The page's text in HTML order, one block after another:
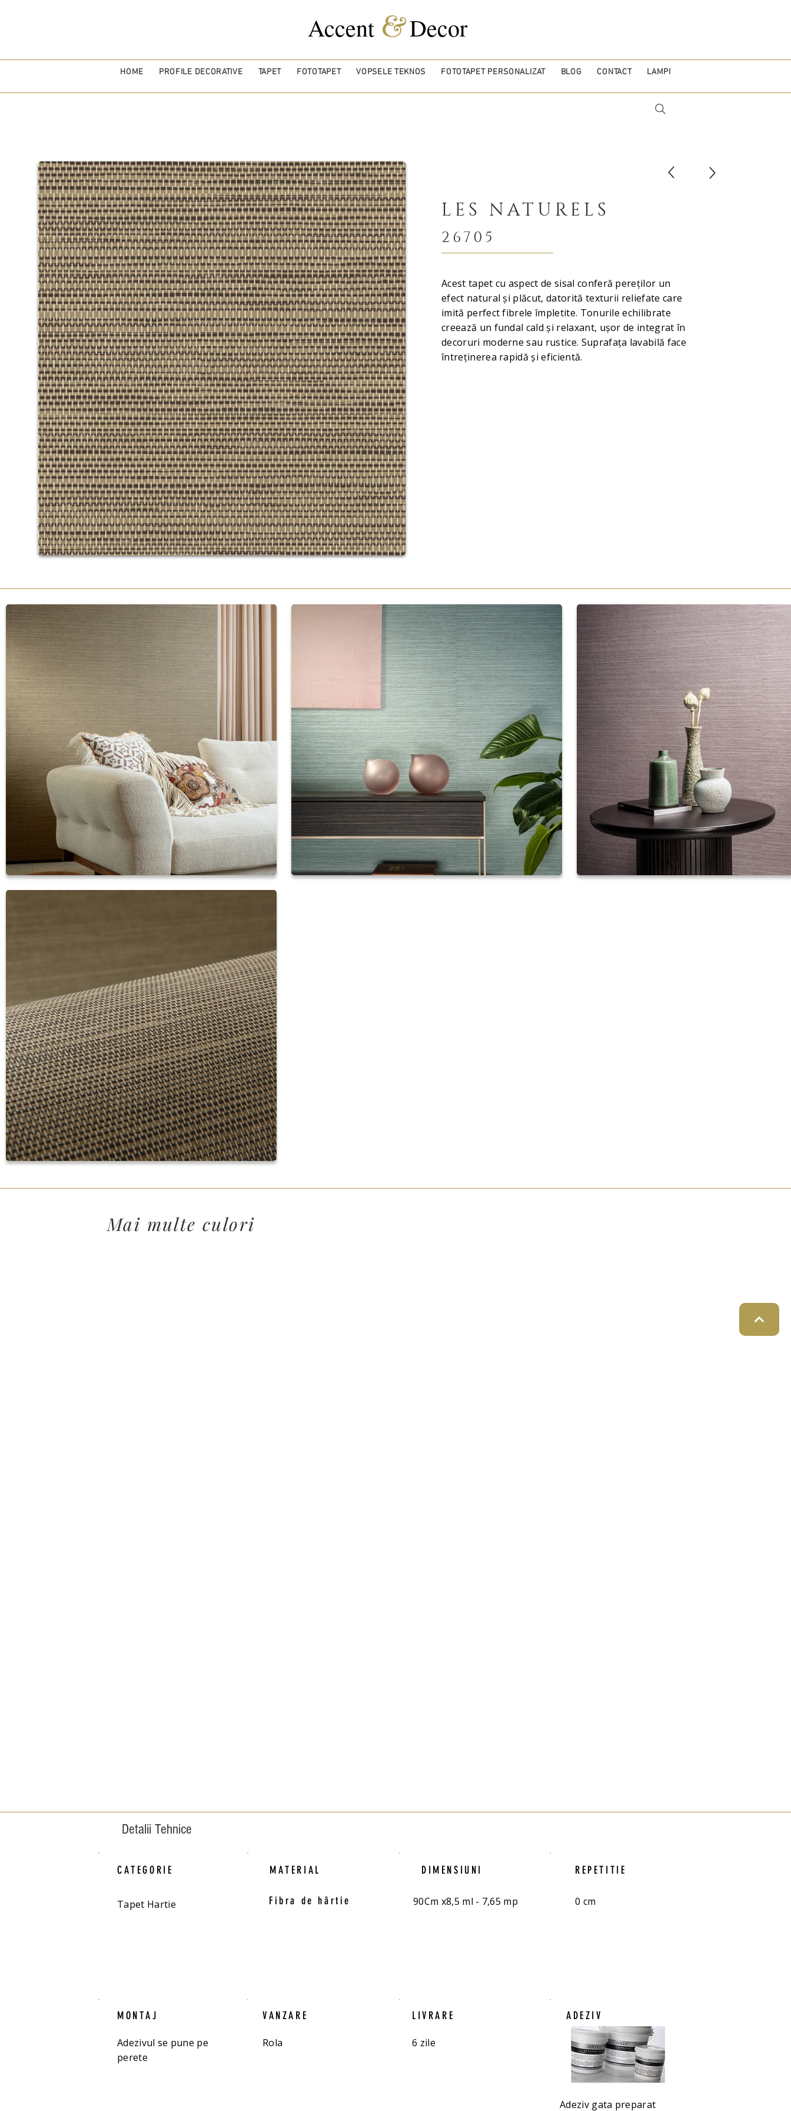
Accent &Decor
HOME PROFILE DECORATIVE TAPET FOTOTAPET VOPSELE TEKNOS FOTOTAPET PERSONALIZAT BLOG CONTACT LAMPI
LES NATURELS
26705
Acest tapet cu aspect de sisal conferă pereților un
efect natural și plăcut, datorită texturii reliefate care
imită perfect fibrele împletite. Tonurile echilibrate
creează un fundal cald și relaxant, ușor de integrat în
decoruri moderne sau rustice. Suprafața lavabilă face
întreținerea rapidă și eficientă.
Mai multe culori
Detalii Tehnice
CATEGORIE
Tapet Hartie
MONTAJ
Adezivul se pune pe
perete
MATERIAL
Fibra de hârtie
VANZARE
Rola
DIMENSIUNI
90Cm x8,5 ml - 7,65 mp
LIVRARE
6 zile
REPETITIE
0 cm
ADEZIV
Adeziv gata preparat